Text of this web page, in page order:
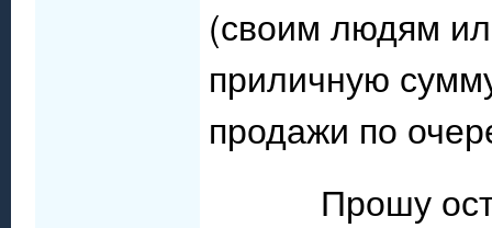
(своим людям
приличную
продажи по
Прошу